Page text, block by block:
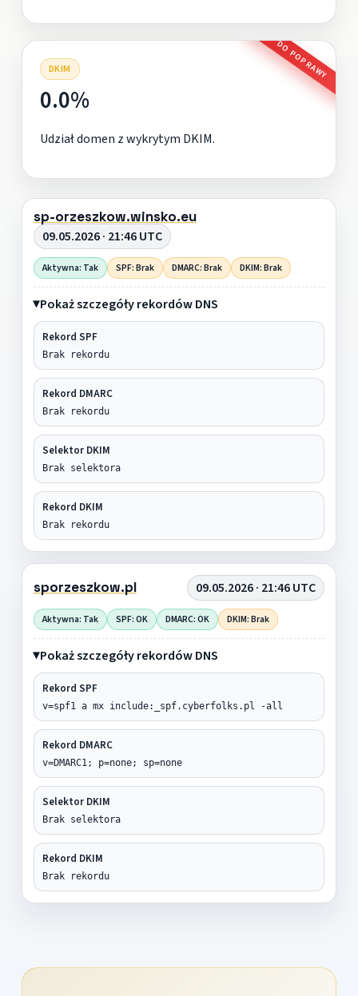
DKIM DO POPRAWY
0.0%
Udział domen z wykrytym DKIM.
sp-orzeszkow.winsko.eu
09.05.2026 · 21:46 UTC
Aktywna: Tak SPF: Brak DMARC: Brak DKIM: Brak
Pokaż szczegóły rekordów DNS
Rekord SPF
Brak rekordu
Rekord DMARC
Brak rekordu
Selektor DKIM
Brak selektora
Rekord DKIM
Brak rekordu
sporzeszkow.pl 09.05.2026 · 21:46 UTC
Aktywna: Tak SPF: OK DMARC: OK DKIM: Brak
Pokaż szczegóły rekordów DNS
Rekord SPF
v=spf1 a mx include:_spf.cyberfolks.pl -all
Rekord DMARC
v=DMARC1; p=none; sp=none
Selektor DKIM
Brak selektora
Rekord DKIM
Brak rekordu